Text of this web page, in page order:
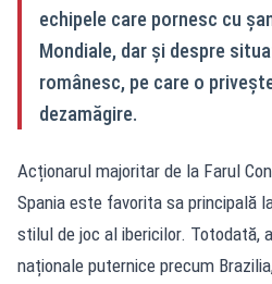
echipele care pornesc cu
Mondiale, dar și despre
românesc, pe care o
dezamăgire.
Acționarul majoritar de la Farul
Spania este favorita sa principală
stilul de joc al ibericilor. Totodată,
naționale puternice precum